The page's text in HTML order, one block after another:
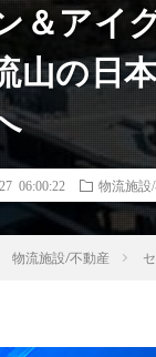
＆アイ
山の日
06:00:22 物流施設
物流施設/不動産